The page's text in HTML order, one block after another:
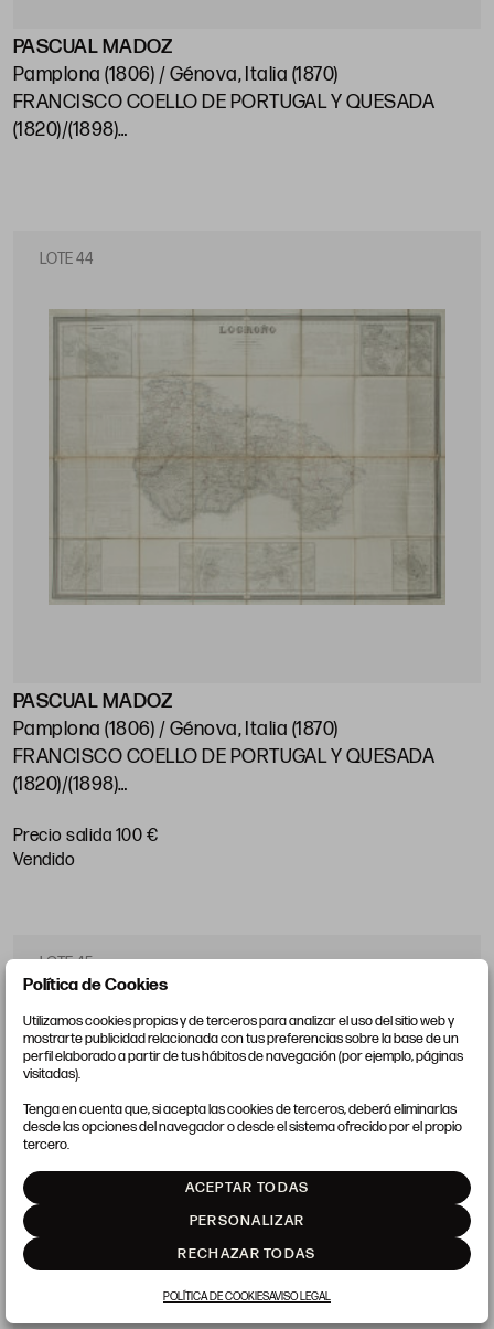
PASCUAL MADOZ
Pamplona (1806) / Génova, Italia (1870)
FRANCISCO COELLO DE PORTUGAL Y QUESADA
(1820)/(1898)
LOTE 44
PASCUAL MADOZ
Pamplona (1806) / Génova, Italia (1870)
FRANCISCO COELLO DE PORTUGAL Y QUESADA
(1820)/(1898)
84 x 107 cm
Precio salida 100 €
vendido
LOTE 45
Política de Cookies
Utilizamos cookies propias y de terceros para analizar el uso del sitio web y
mostrarte publicidad relacionada con tus preferencias sobre la base de un
perfil elaborado a partir de tus hábitos de navegación (por ejemplo, páginas
visitadas).
Tenga en cuenta que, si acepta las cookies de terceros, deberá eliminarlas
desde las opciones del navegador o desde el sistema ofrecido por el propio
tercero.
ACEPTAR TODAS
PERSONALIZAR
RECHAZAR TODAS
POLÍTICA DE COOKIESAVISO LEGAL